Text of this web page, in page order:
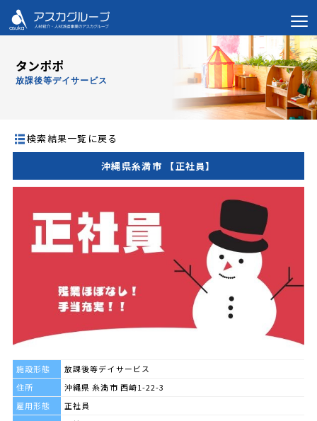
タンポポ
放課後等デイサービス
検索結果一覧に戻る
沖縄県糸満市 【正社員】
施設形態
放課後等デイサービス
住所
沖縄県 糸満市 西崎1-22-3
雇用形態
正社員